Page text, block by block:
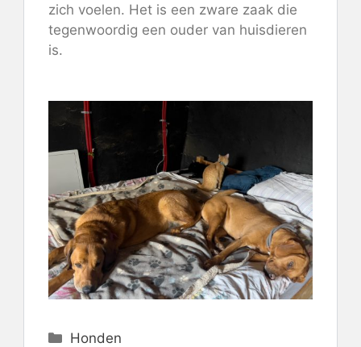
zich voelen. Het is een zware zaak die
tegenwoordig een ouder van huisdieren
is.
Categorieën
Honden